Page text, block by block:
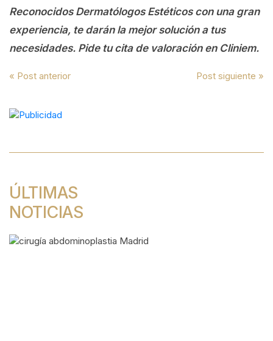
Reconocidos Dermatólogos Estéticos con una gran
experiencia, te darán la mejor solución a tus
necesidades. Pide tu cita de valoración en Cliniem.
Navegación
de
entradas
« Post anterior Post siguiente »
ÚLTIMAS
NOTICIAS